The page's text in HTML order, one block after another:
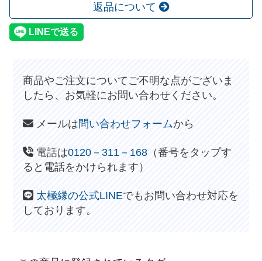
返品について
商品やご注文についてご不明な点がございま
したら、お気軽にお問い合わせください。
メールは問い合わせフォームから
電話は0120－311－168 （番号をタップす
ると電話をかけられます）
太極縁の公式LINEでもお問い合わせ対応を
しております。